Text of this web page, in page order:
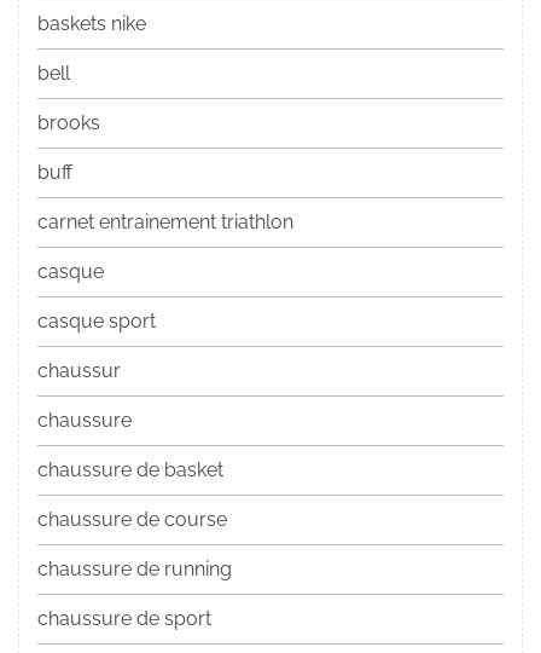
baskets nike
bell
brooks
buff
carnet entrainement triathlon
casque
casque sport
chaussur
chaussure
chaussure de basket
chaussure de course
chaussure de running
chaussure de sport